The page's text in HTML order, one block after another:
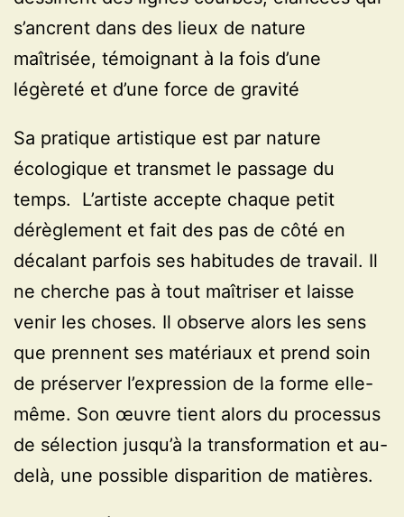
s’ancrent dans des lieux de nature
maîtrisée, témoignant à la fois d’une
légèreté et d’une force de gravité
Sa pratique artistique est par nature
écologique et transmet le passage du
temps. L’artiste accepte chaque petit
dérèglement et fait des pas de côté en
décalant parfois ses habitudes de travail. Il
ne cherche pas à tout maîtriser et laisse
venir les choses. Il observe alors les sens
que prennent ses matériaux et prend soin
de préserver l’expression de la forme elle-
même. Son œuvre tient alors du processus
de sélection jusqu’à la transformation et au-
delà, une possible disparition de matières.